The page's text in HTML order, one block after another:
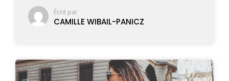
Écrit par
CAMILLE WIBAIL-PANICZ